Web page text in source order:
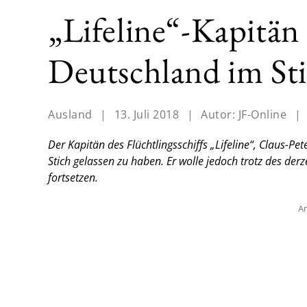
„Lifeline“-
Deutschland im
Ausland | 13. Juli 2018 | Autor: JF-Online
|
Der Kapitän des Flüchtlingsschiffs „Lifeline“, Claus-
Stich gelassen zu haben. Er wolle jedoch trotz des
fortsetzen.